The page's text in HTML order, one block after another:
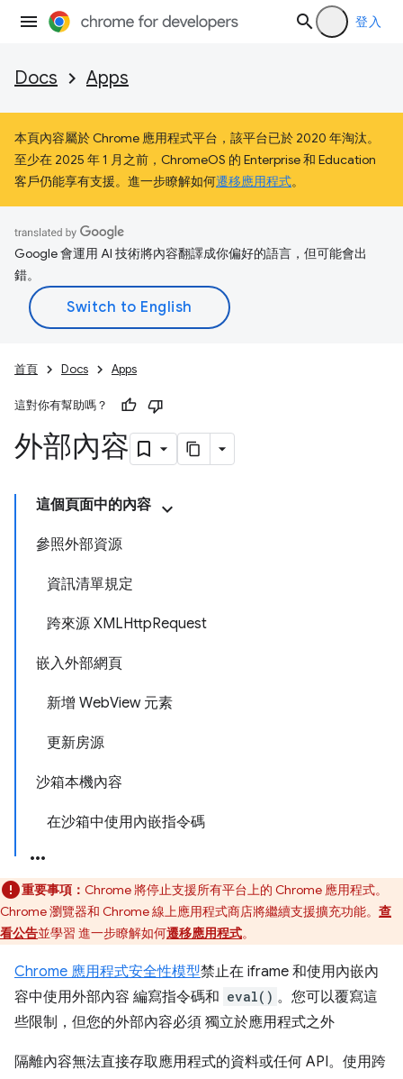
登入
Docs Apps
本頁內容屬於 Chrome 應用程式平台，該平台已於 2020 年淘汰。
至少在 2025 年 1 月之前，ChromeOS 的 Enterprise 和 Education
客戶仍能享有支援。進一步瞭解如何遷移應用程式。
Google 會運用 AI 技術將內容翻譯成你偏好的語言，但可能會出
錯。
首頁 Docs Apps
這對你有幫助嗎？
外部內容
這個頁面中的內容
參照外部資源
資訊清單規定
跨來源 XMLHttpRequest
嵌入外部網頁
新增 WebView 元素
更新房源
沙箱本機內容
在沙箱中使用內嵌指令碼
重要事項： Chrome 將停止支援所有平台上的 Chrome 應用程式。
Chrome 瀏覽器和 Chrome 線上應用程式商店將繼續支援擴充功能。 查
看公告並學習 進一步瞭解如何遷移應用程式。
Chrome 應用程式安全性模型禁止在 iframe 和使用內嵌內
容中使用外部內容 編寫指令碼和 eval() 。您可以覆寫這
些限制，但您的外部內容必須 獨立於應用程式之外
隔離內容無法直接存取應用程式的資料或任何 API。使用跨